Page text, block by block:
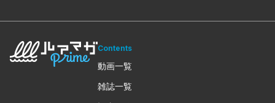
Contents
動画一覧
雑誌一覧